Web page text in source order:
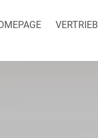
VERTRIEB